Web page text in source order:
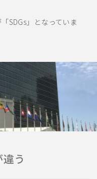
SDGs」となっていま
う